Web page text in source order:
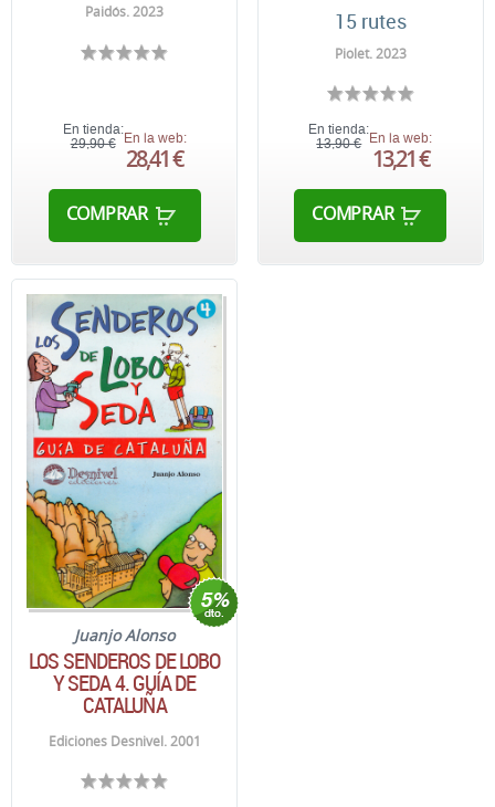
Paidós. 2023
En tienda:
29,90 € En la web:
28,41 €
COMPRAR
15 rutes
Piolet. 2023
En tienda:
13,90 € En la web:
13,21 €
COMPRAR
Juanjo Alonso
LOS SENDEROS DE LOBO
Y SEDA 4. GUÍA DE
CATALUÑA
Ediciones Desnivel. 2001